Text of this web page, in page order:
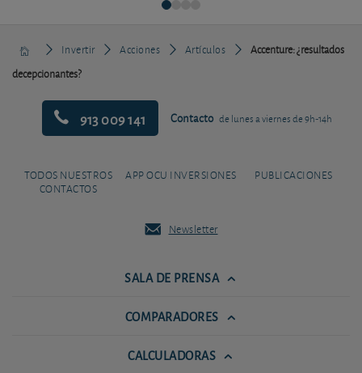
Invertir Acciones Artículos
Accenture: ¿resultados
decepcionantes?
913 009 141 Contacto de lunes a viernes de 9h-14h
TODOS NUESTROS
CONTACTOS
APP OCU INVERSIONES PUBLICACIONES
Newsletter
SALA DE PRENSA
COMPARADORES
CALCULADORAS